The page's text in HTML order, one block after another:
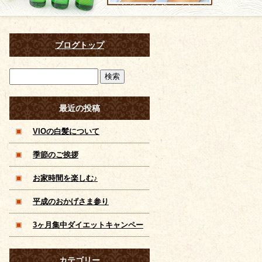
ブログトップ
最近の投稿
VIOの白髪について
季節のご挨拶
お家時間を楽しむ♪
平成のおかげさま参り
3ヶ月集中ダイエットキャンペー
ン！滋賀 草津 痩身 脱毛 美 顔 メ